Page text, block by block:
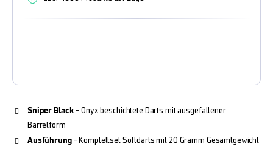
Sniper Black - Onyx beschichtete Darts mit ausgefallener
Barrelform
Ausführung- Komplettset Softdarts mit 20 Gramm Gesamtgewicht